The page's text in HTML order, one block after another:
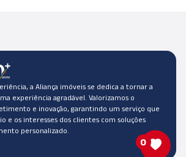
a Aliança imóveis se dedica a tornar a
experiência agradável. Valorizamos o
e inovação, garantindo um serviço que
e os interesses dos clientes com soluções
personalizado.
0